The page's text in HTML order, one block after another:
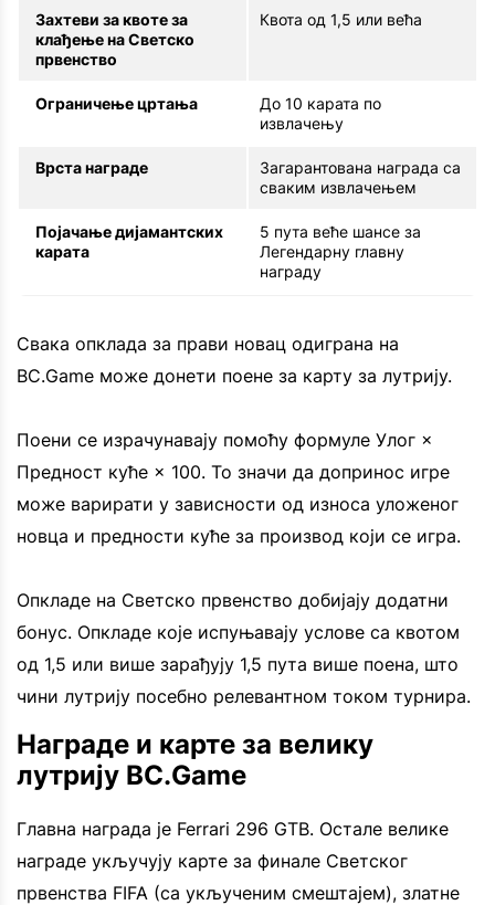
Захтеви за квоте за
клађење на Светско
првенство
Квота од 1,5 или већа
Ограничење цртања
До 10 карата по
извлачењу
Врста награде
Загарантована награда са
сваким извлачењем
Појачање дијамантских
карата
5 пута веће шансе за
Легендарну главну
награду
Свака опклада за прави новац одиграна на
BC.Game може донети поене за карту за лутрију.
Поени се израчунавају помоћу формуле Улог ×
Предност куће × 100. То значи да допринос игре
може варирати у зависности од износа уложеног
новца и предности куће за производ који се игра.
Опкладе на Светско првенство добијају додатни
бонус. Опкладе које испуњавају услове са квотом
од 1,5 или више зарађују 1,5 пута више поена, што
чини лутрију посебно релевантном током турнира.
Награде и карте за велику
лутрију BC.Game
Главна награда је Ferrari 296 GTB. Остале велике
награде укључују карте за финале Светског
првенства FIFA (са укљученим смештајем), златне